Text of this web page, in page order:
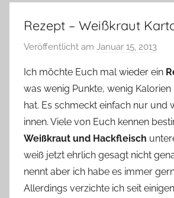
–
Lifestyle,
Rezensionen,
Produkttests
vieles
mehr
Rezept – Weißkraut
Veröffentlicht am Januar 15, 2013
n
Y
v
o
n
n
e
Ich möchte Euch mal wieder ein
was wenig Punkte, wenig Kalorien
hat. Es schmeckt einfach nur und
innen. Viele von Euch kennen
Weißkraut und Hackfleisch
weiß jetzt ehrlich gesagt nicht
nennt aber ich habe es immer
Allerdings verzichte ich seit